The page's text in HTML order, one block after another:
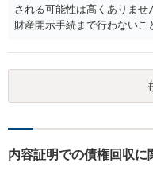
される可能性は高くありま
財産開示手続まで行わない
況です。 そのため、分割払
生も検討した方が良いと思
も、刑事罰に問われること
い。 どのような手続きを行
内容証明での債権回収に